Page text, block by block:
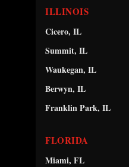
ILLINOIS
Cicero, IL
Summit, IL
Waukegan, IL
Berwyn, IL
Franklin Park, IL
FLORIDA
Miami, FL